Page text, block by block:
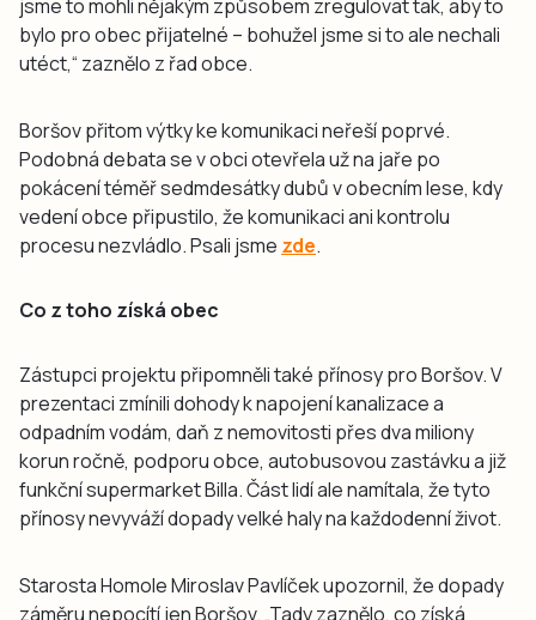
jsme to mohli nějakým způsobem zregulovat tak, aby to
bylo pro obec přijatelné – bohužel jsme si to ale nechali
utéct,“ zaznělo z řad obce.
Boršov přitom výtky ke komunikaci neřeší poprvé.
Podobná debata se v obci otevřela už na jaře po
pokácení téměř sedmdesátky dubů v obecním lese, kdy
vedení obce připustilo, že komunikaci ani kontrolu
procesu nezvládlo. Psali jsme zde.
Co z toho získá obec
Zástupci projektu připomněli také přínosy pro Boršov. V
prezentaci zmínili dohody k napojení kanalizace a
odpadním vodám, daň z nemovitosti přes dva miliony
korun ročně, podporu obce, autobusovou zastávku a již
funkční supermarket Billa. Část lidí ale namítala, že tyto
přínosy nevyváží dopady velké haly na každodenní život.
Starosta Homole Miroslav Pavlíček upozornil, že dopady
záměru nepocítí jen Boršov. „Tady zaznělo, co získá